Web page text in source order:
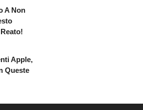
A Non
Apple,
Queste